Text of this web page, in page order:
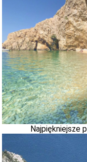
Najpiękniejsze